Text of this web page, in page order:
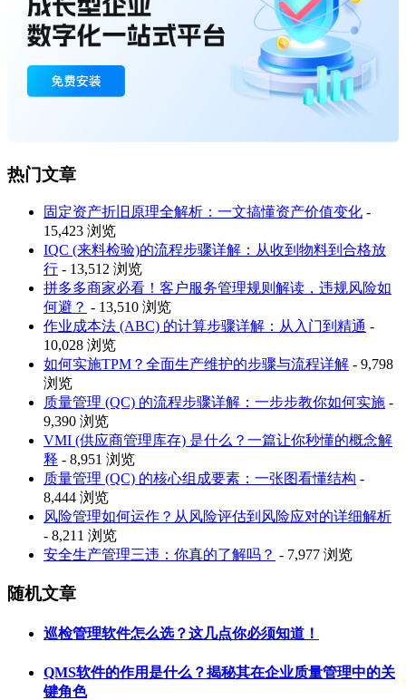
热门文章
固定资产折旧原理全解析：一文搞懂资产价值变化 -
15,423 浏览
IQC (来料检验)的流程步骤详解：从收到物料到合格放
行 - 13,512 浏览
拼多多商家必看！客户服务管理规则解读，违规风险如
何避？ - 13,510 浏览
作业成本法 (ABC) 的计算步骤详解：从入门到精通 -
10,028 浏览
如何实施TPM？全面生产维护的步骤与流程详解 - 9,798
浏览
质量管理 (QC) 的流程步骤详解：一步步教你如何实施 -
9,390 浏览
VMI (供应商管理库存) 是什么？一篇让你秒懂的概念解
释 - 8,951 浏览
质量管理 (QC) 的核心组成要素：一张图看懂结构 -
8,444 浏览
风险管理如何运作？从风险评估到风险应对的详细解析
- 8,211 浏览
安全生产管理三违：你真的了解吗？ - 7,977 浏览
随机文章
巡检管理软件怎么选？这几点你必须知道！
QMS软件的作用是什么？揭秘其在企业质量管理中的关
键角色